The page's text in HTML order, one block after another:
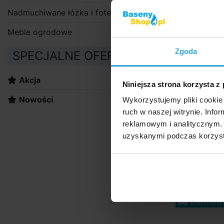
Zgoda
Niniejsza strona korzysta z
Wykorzystujemy pliki
ruch w naszej witrynie.
reklamowym i
uzyskanymi podczas
Basen
Nadmuchiwane łóżka i fotele
Meble ogrodowe
SPECJALNE OFERTY:
Akcja
Nowości